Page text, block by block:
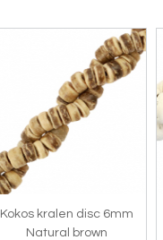
Kokos kralen disc 6mm
Natural brown